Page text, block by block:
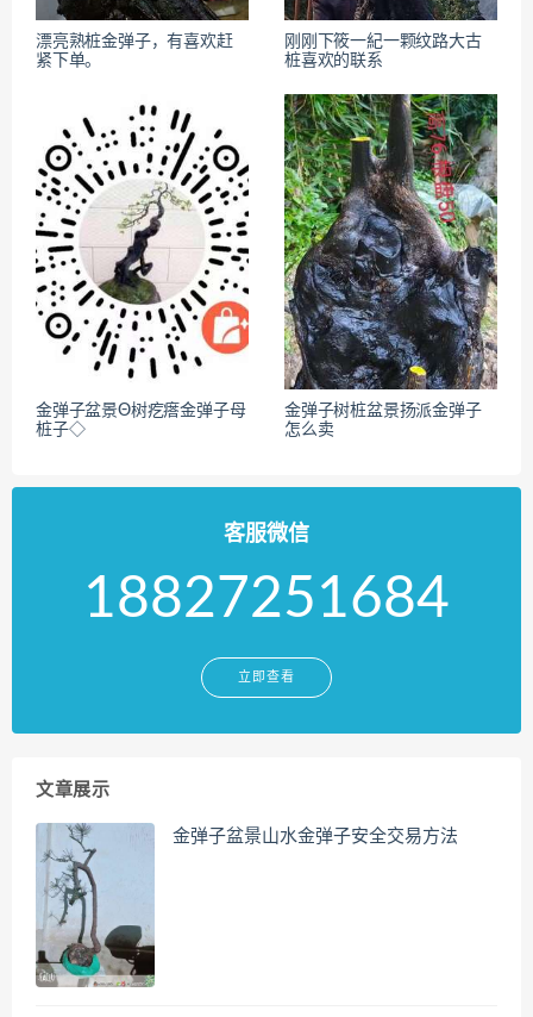
漂亮熟桩金弹子，有喜欢赶
紧下单。
刚刚下筱⼀紀一颗纹路大古
桩喜欢的联系
金弹子盆景Θ树疙瘩金弹子母
桩子◇
金弹子树桩盆景扬派金弹子
怎么卖
客服微信
18827251684
立即查看
文章展示
金弹子盆景山水金弹子安全交易方法